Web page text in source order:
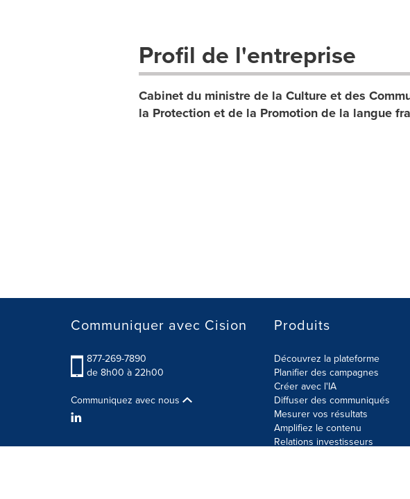
Profil de l'entreprise
Cabinet du ministre de la Culture et des
la Protection et de la Promotion de la langue
Communiquer avec Cision
877-269-7890
de 8h00 à 22h00
Communiquez avec nous
Produits
Découvrez la plateforme
Planifier des campagnes
Créer avec l'IA
Diffuser des communiqués
Mesurer vos résultats
Amplifiez le contenu
Relations investisseurs